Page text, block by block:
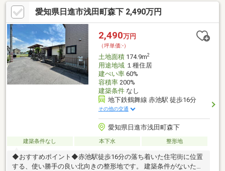
愛知県日進市浅田町森下 2,490万円
2,490万円
（坪単価:-）
土地面積174.9m2
用途地域１種住居
建ぺい率60%
容積率200%
建築条件なし
地下鉄鶴舞線 赤池駅 徒歩16分
その他の交通
愛知県日進市浅田町森下
建築条件なし 本下水 整形地
◆おすすめポイント◆赤池駅徒歩16分の落ち着いた住宅街に位置
する、使い勝手の良い北向きの整形地です。 建築条件がないた